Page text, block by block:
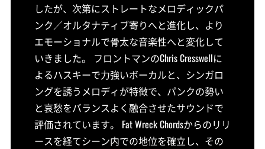
したが、次第にストレートなメロディックパ
ンク／オルタナティブ寄りへと進化し、より
エモーショナルで骨太な音楽性へと変化して
いきました。 フロントマンのChris Cresswellに
よるハスキーで力強いボーカルと、シンガロ
ングを誘うメロディが特徴で、パンクの勢い
と哀愁をバランスよく融合させたサウンドで
評価されています。 Fat Wreck Chordsからのリリ
ースを経てシーン内での地位を確立し、その